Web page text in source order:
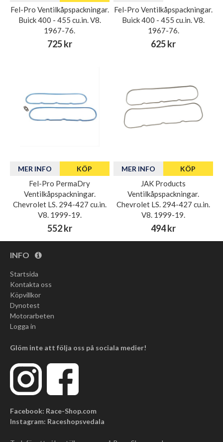
Fel-Pro Ventilkåpspackningar.
Buick 400 - 455 cu.in. V8.
1967-76.
725 kr
Fel-Pro Ventilkåpspackningar.
Buick 400 - 455 cu.in. V8.
1967-76.
625 kr
MER INFO KÖP
Fel-Pro PermaDry
Ventilkåpspackningar.
Chevrolet LS. 294-427 cu.in.
V8. 1999-19.
552 kr
MER INFO KÖP
JAK Products
Ventilkåpspackningar.
Chevrolet LS. 294-427 cu.in.
V8. 1999-19.
494 kr
INFO
Startsida
Kontakta oss
Köpvillkor
Dynotest
Motorarbeten
Logga in
Glöm inte att följa oss på sociala medier!
Facebook: Race-Shop.com
Instagram: Raceshopsvedala